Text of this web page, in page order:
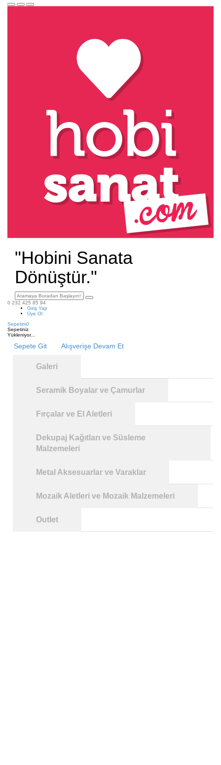
"Hobini Sanata
Dönüştür."
0 232 425 85 94
Giriş Yap
Üye Ol
Sepetim0
Sepetiniz
Yükleniyor...
Sepete Git Alışverişe Devam Et
Galeri
Seramik Boyalar ve Çamurlar
Fırçalar ve El Aletleri
Dekupaj Kağıtları ve Süsleme
Malzemeleri
Metal Aksesuarlar ve Varaklar
Mozaik Aletleri ve Mozaik Malzemeleri
Outlet